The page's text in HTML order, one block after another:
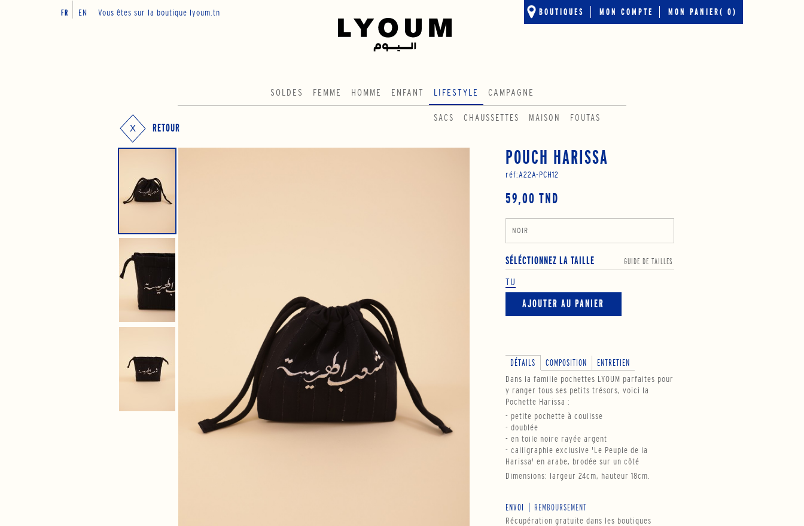
FR EN Vous êtes sur la boutique lyoum.tn BOUTIQUES MON COMPTE MON PANIER( 0)
SOLDES FEMME HOMME ENFANT LIFESTYLE
SACS CHAUSSETTES MAISON FOUTAS
CAMPAGNE
RETOUR
POUCH HARISSA
réf:A22A-PCH12
59,00 TND
NOIR
SÉLÉCTIONNEZ LA TAILLE GUIDE DE TAILLES
TU
AJOUTER AU PANIER
DÉTAILS COMPOSITION
ENTRETIEN
Dans la famille pochettes LYOUM parfaites pour
y ranger tous ses petits trésors, voici la
Pochette Harissa :
- petite pochette à coulisse
- doublée
- en toile noire rayée argent
- calligraphie exclusive 'Le Peuple de la
Harissa' en arabe, brodée sur un côté
Dimensions: largeur 24cm, hauteur 18cm.
ENVOI
REMBOURSEMENT
Récupération gratuite dans les boutiques